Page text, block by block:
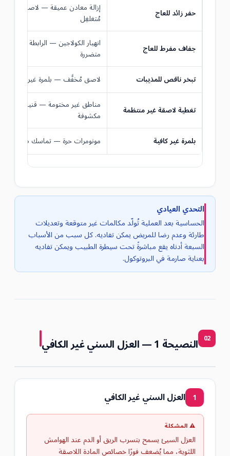
حفر زائد للعاج إزالة معادن عميقة — لاصق غير
مُتغلغِل
جفاف مفرط للعاج انهيار الكولاجين — الرابطة
متضررة
تبخر ناقص للمذيبات
لاصق مُخفَّف — بلمرة غير كاملة
تغطية لاصقة غير منتظمة مناطق غير مختومة — قنيبات
مكشوفة
بلمرة غير كافية
مونومرات حرة — تماسك ضعيف
التحدي العيادي
الحساسية بعد العملية تُولّد مكالمات غير متوقعة وتعديلات
طارئة وعدم رضا للمريض يمكن تفاديه. كل سبب من الأسباب
السبعة أدناه يقع مباشرةً تحت سيطرة الطبيب ويمكن تفاديه
بعناية صارمة في البروتوكول.
02 النصيحة 1 — العزل السني غير الكافي
1 العزل السني غير الكافي
⚠ المشكلة
العزل السيئ يسمح بتسرب الريق أو الدم عند الهوامش
اللثوية، مما يُضعف فورًا خصائص المادة اللاصقة